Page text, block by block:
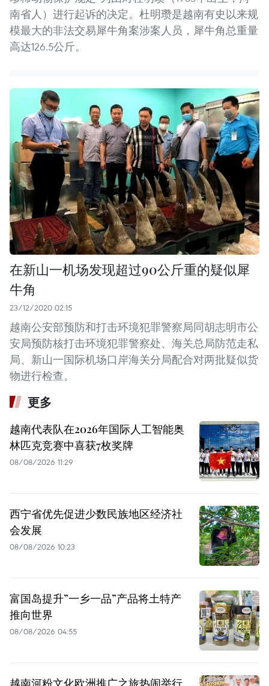
南省人）进行起诉的决定。杜明瓒是越南有史以来规
模最大的非法交易犀牛角案涉案人员，犀牛角总重量
高达126.5公斤。
在新山一机场发现超过90公斤重的疑似犀
牛角
23/12/2020 02:15
越南公安部预防和打击环境犯罪警察局同胡志明市公
安局预防核打击环境犯罪警察处、海关总局防范走私
局、新山一国际机场口岸海关分局配合对两批疑似货
物进行检查。
更多
越南代表队在2026年国际人工智能奥
林匹克竞赛中喜获7枚奖牌
08/08/2026 11:29
西宁省优先促进少数民族地区经济社
会发展
08/08/2026 10:23
富国岛提升”一乡一品”产品将土特产
推向世界
08/08/2026 04:55